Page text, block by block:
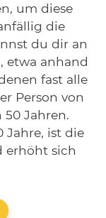
um diese
die
du dir an
etwa anhand
fast alle
Person von
Jahren.
Jahre, ist die
erhöht sich